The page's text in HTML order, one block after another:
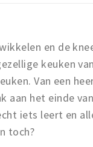
en de
keuken
Van een
aan het einde
iets leert en
toch?